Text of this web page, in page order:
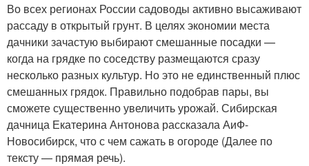
Во всех регионах России садоводы активно высаживают
рассаду в открытый грунт. В целях экономии места
дачники зачастую выбирают смешанные посадки —
когда на грядке по соседству размещаются сразу
несколько разных культур. Но это не единственный плюс
смешанных грядок. Правильно подобрав пары, вы
сможете существенно увеличить урожай. Сибирская
дачница Екатерина Антонова рассказала АиФ-
Новосибирск, что с чем сажать в огороде (Далее по
тексту — прямая речь).